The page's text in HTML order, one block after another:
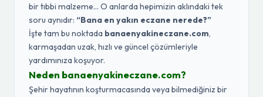
bir tıbbi malzeme... O anlarda hepimizin aklındaki tek
soru aynıdır: “Bana en yakın eczane nerede?”
İşte tam bu noktada banaenyakineczane.com,
karmaşadan uzak, hızlı ve güncel çözümleriyle
yardımınıza koşuyor.
Neden banaenyakineczane.com?
Şehir hayatının koşturmacasında veya bilmediğiniz bir